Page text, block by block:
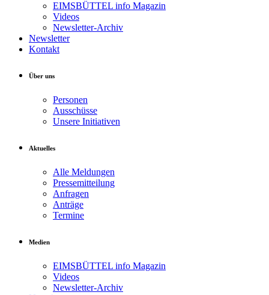
EIMSBÜTTEL info Magazin
Videos
Newsletter-Archiv
Newsletter
Kontakt
Über uns
Personen
Ausschüsse
Unsere Initiativen
Aktuelles
Alle Meldungen
Pressemitteilung
Anfragen
Anträge
Termine
Medien
EIMSBÜTTEL info Magazin
Videos
Newsletter-Archiv